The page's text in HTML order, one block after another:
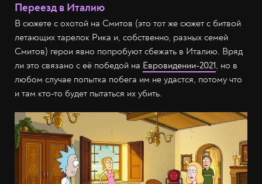
Переезд в Италию
В сюжете с охотой на Смитов (это тот же сюжет с битвой
летающих тарелок Рика и, собственно, разных семей
Смитов) герои явно попробуют сбежать в Италию. Вряд
ли это связано с её победой на Евровидении-2021, но в
любом случае попытка побега им не удастся, потому что
и там кто-то будет пытаться их убить.